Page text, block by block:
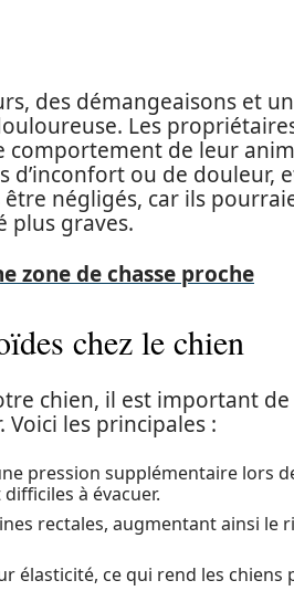
des démangeaisons et
Les
de leur
d’inconfort ou de douleur,
négligés, car ils
plus graves.
zone de chasse proche
chez le chien
chien, il est important de
les principales :
pression supplémentaire lors
à évacuer.
rectales, augmentant ainsi le
élasticité, ce qui rend les chiens